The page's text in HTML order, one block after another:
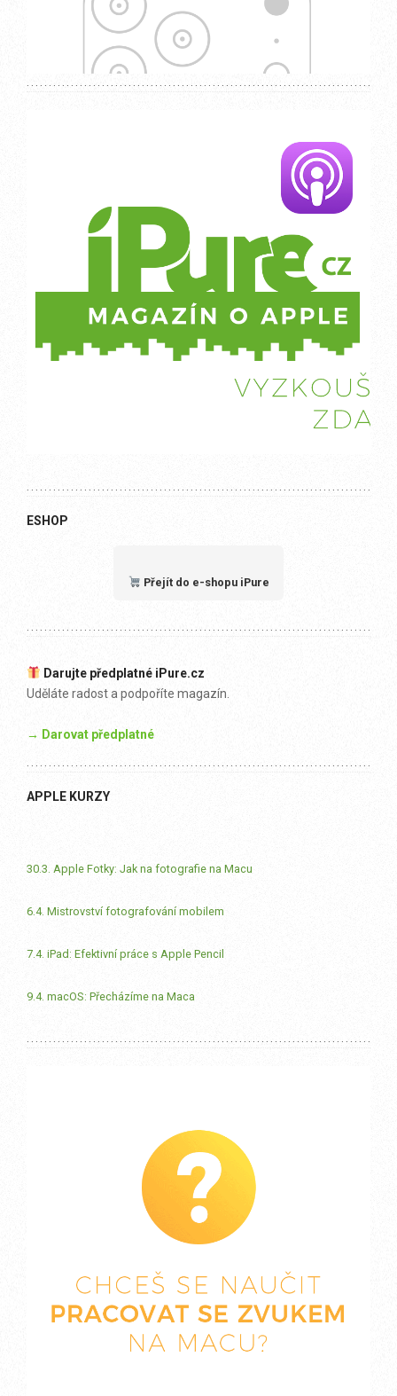
ESHOP
Přejít do e-shopu iPure
Darujte předplatné iPure.cz
Uděláte radost a podpoříte magazín.
→ Darovat předplatné
APPLE KURZY
30.3. Apple Fotky: Jak na fotografie na Macu
6.4. Mistrovství fotografování mobilem
7.4. iPad: Efektivní práce s Apple Pencil
9.4. macOS: Přecházíme na Maca